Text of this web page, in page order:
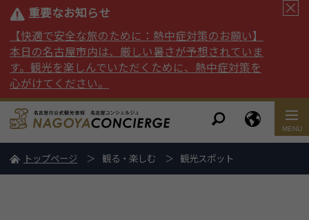
重要なお知らせ
【快適で安全な旅のために：熱中症対策のお願い】
本日の名古屋市内は、厳しい暑さが予想されていま
す。観光を楽しんでいただくために、熱中症対策を
心がけてください。
トップページ 観る・楽しむ 観光スポット